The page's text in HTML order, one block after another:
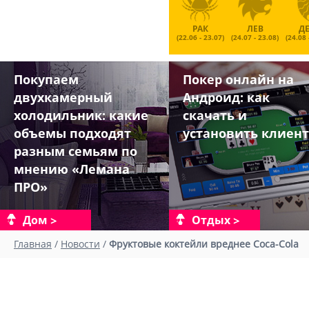
РАК
(22.06 - 23.07)
ЛЕВ
(24.07 - 23.08) (24.08
Покупаем
двухкамерный
холодильник: какие
объемы подходят
разным семьям по
мнению «Лемана
ПРО»
Дом
Покер онлайн на
Андроид: как
скачать и
установить
Отдых
Главная / Новости / Фруктовые коктейли вреднее Coca-Cola